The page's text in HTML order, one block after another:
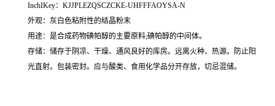
InchIKey：KJJPLEZQSCZCKE-UHFFFAOYSA-N
外观：灰白色粘附性的结晶粉末
用途：是合成药物碘帕醇的主要原料;碘帕醇的中间体。
存储：储存于阴凉、干燥、通风良好的库房。远离火种、热源。防止阳
光直射。包装密封。应与酸类、食用化学品分开存放，切忌混储。